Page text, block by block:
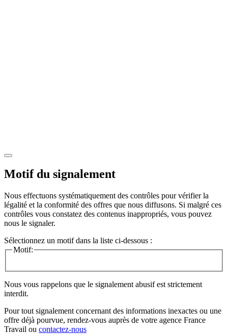
Motif du signalement
Nous effectuons systématiquement des contrôles pour vérifier la
légalité et la conformité des offres que nous diffusons. Si malgré ces
contrôles vous constatez des contenus inappropriés, vous pouvez
nous le signaler.
Sélectionnez un motif dans la liste ci-dessous :
Motif:
Nous vous rappelons que le signalement abusif est strictement
interdit.
Pour tout signalement concernant des informations inexactes ou une
offre déjà pourvue, rendez-vous auprès de votre agence France
Travail ou contactez-nous